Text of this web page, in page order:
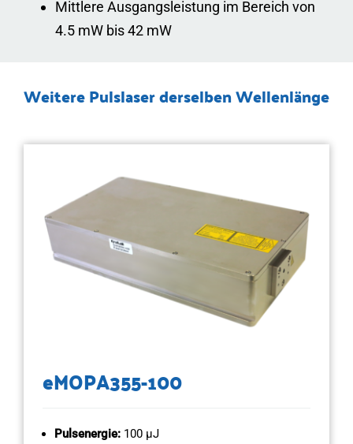
Mittlere Ausgangsleistung im Bereich von
4.5 mW bis 42 mW
Weitere Pulslaser derselben Wellenlänge
eMOPA355-100
Pulsenergie: 100 µJ